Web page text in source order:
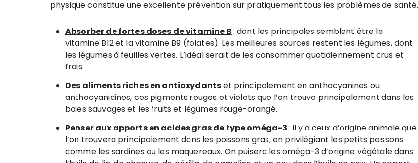
physique constitue une excellente prévention sur pratiquement tous les problèmes de santé.
Absorber de fortes doses de vitamine B: dont les principales semblent être la
vitamine B12 et la vitamine B9 (folates). Les meilleures sources restent les légumes, dont
les légumes à feuilles vertes. L’idéal serait de les consommer quotidiennement crus et
frais.
Des aliments riches en antioxydantset principalement en anthocyanines ou
anthocyanidines, ces pigments rouges et violets que l’on trouve principalement dans les
baies sauvages et les fruits et légumes rouge-orangé.
Penser aux apports en acides gras de type oméga-3 : il y a ceux d’origine animale que
l’on trouvera principalement dans les poissons gras, en privilégiant les petits poissons
comme les sardines ou les maquereaux. On puisera les oméga-3 d’origine végétale dans